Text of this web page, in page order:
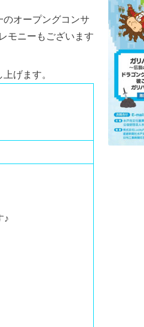
オープングコンサ
モニーもございます
げます。
♪